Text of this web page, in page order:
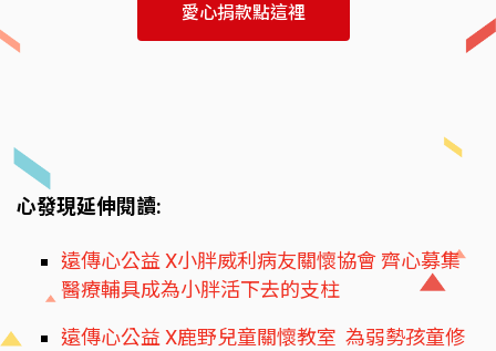
愛心捐款點這裡
心發現延伸閱讀:
遠傳心公益 X小胖威利病友關懷協會 齊心募集
醫療輔具成為小胖活下去的支柱
遠傳心公益 X鹿野兒童關懷教室 為弱勢孩童修